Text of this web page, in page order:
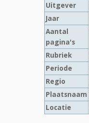
Uitgever
Jaar
Aantal
pagina's
Rubriek
Periode
Regio
Plaatsnaam
Locatie